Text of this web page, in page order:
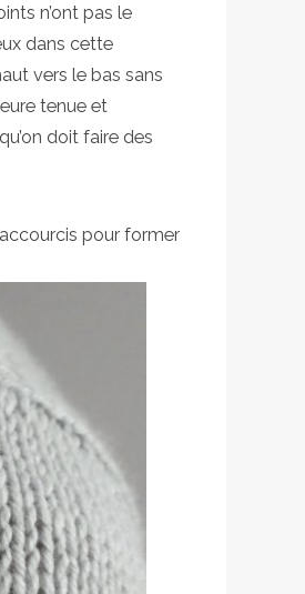
n’ont pas le
dans cette
vers le bas sans
tenue et
doit faire des
pour former